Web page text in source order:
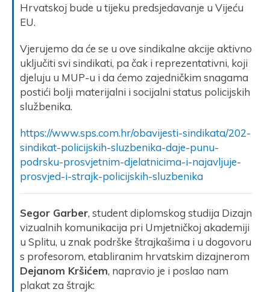
Hrvatskoj bude u tijeku predsjedavanje u Vijeću
EU.
Vjerujemo da će se u ove sindikalne akcije aktivno
uključiti svi sindikati, pa čak i reprezentativni, koji
djeluju u MUP-u i da ćemo zajedničkim snagama
postići bolji materijalni i socijalni status policijskih
službenika.
https://www.sps.com.hr/obavijesti-sindikata/202-
sindikat-policijskih-sluzbenika-daje-punu-
podrsku-prosvjetnim-djelatnicima-i-najavljuje-
prosvjed-i-strajk-policijskih-sluzbenika
Segor Garber, student diplomskog studija Dizajn
vizualnih komunikacija pri Umjetničkoj akademiji
u Splitu, u znak podrške štrajkašima i u dogovoru
s profesorom, etabliranim hrvatskim dizajnerom
Dejanom Kršićem, napravio je i poslao nam
plakat za štrajk: